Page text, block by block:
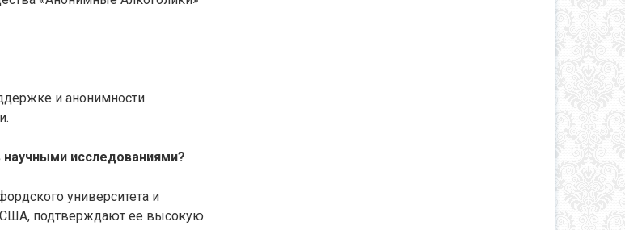
и анонимности
исследованиями?
университета и
США, подтверждают ее высокую